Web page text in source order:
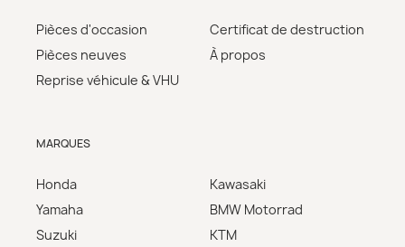
Pièces d'occasion
Pièces neuves
Reprise véhicule & VHU
Certificat de destruction
À propos
MARQUES
Honda
Yamaha
Suzuki
Kawasaki
BMW Motorrad
KTM